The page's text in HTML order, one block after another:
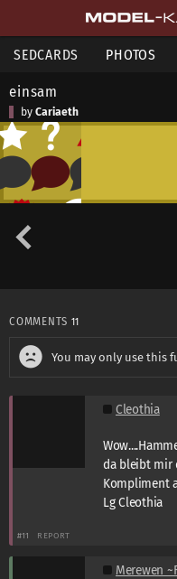
SEDCARDS PHOTOS
einsam
by Cariaeth
COMMENTS 11
You may only use this
Cleothia
da bleibt mir
Kompliment
Lg Cleothia
#11 REPORT
Merewen